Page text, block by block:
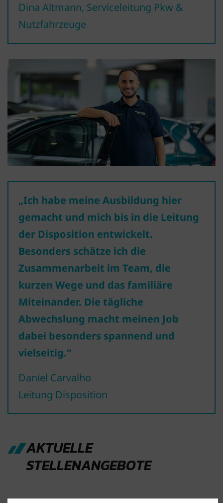
Dina Altmann, Serviceleitung Pkw &
Nutzfahrzeuge
„Ich habe meine Ausbildung hier
gemacht und mich bis in die Leitung
der Disposition entwickelt.
Besonders schätze ich die
Zusammenarbeit im Team, die
kurzen Wege und das familiäre
Miteinander. Die tägliche
Abwechslung macht meinen Job
dabei besonders spannend und
vielseitig.“
Daniel Carvalho
Leitung Disposition
AKTUELLE
STELLENANGEBOTE